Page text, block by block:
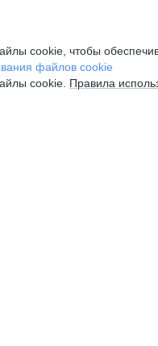
cookie, чтобы
файлов cookie
cookie. Правила